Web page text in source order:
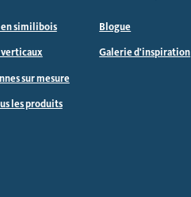
similibois
sur mesure
les produits
Blogue
Galerie d'inspiration